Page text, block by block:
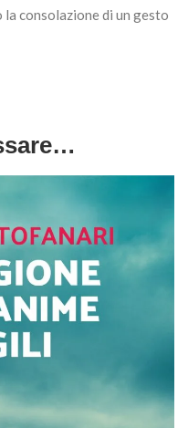
consolazione di un gesto